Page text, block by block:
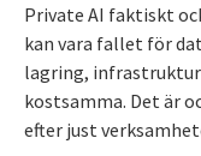
Private AI faktiskt
kan vara fallet för
lagring, infrastruktur
kostsamma. Det är
efter just